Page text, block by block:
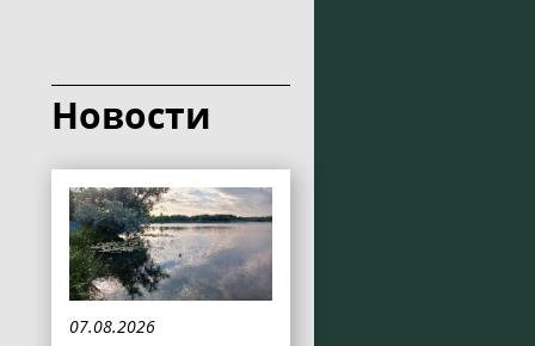
Новости
07.08.2026